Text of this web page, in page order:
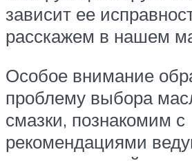
зависит ее
расскажем в нашем
Особое внимание
проблему выбора
смазки, познакомим с
рекомендациями